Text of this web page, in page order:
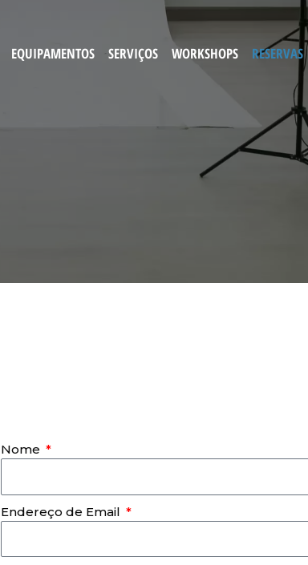
EQUIPAMENTOS SERVIÇOS WORKSHOPS RESERVAS
Nome
Endereço de Email